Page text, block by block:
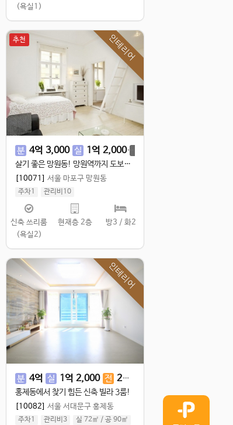
(욕실1)
인테리어
추천
분 4억 3,000 실 1억 2,000
살기 좋은 망원동! 망원역까지 도보로 10분거리! 3룸 신축빌라 입니다^^
[10071] 서울 마포구 망원동
주차1
관리비10
실 100㎡
공 129.98㎡
신축 쓰리룸
(욕실2)
현재층 2층 방3 / 화2
7,000
인테리어
분 4억 실 1억 2,000 전 2억
홍제동에서 찾기 힘든 신축 빌라 3룸!
[10082] 서울 서대문구 홍제동
주차1 관리비3 실 72㎡ / 공 90㎡